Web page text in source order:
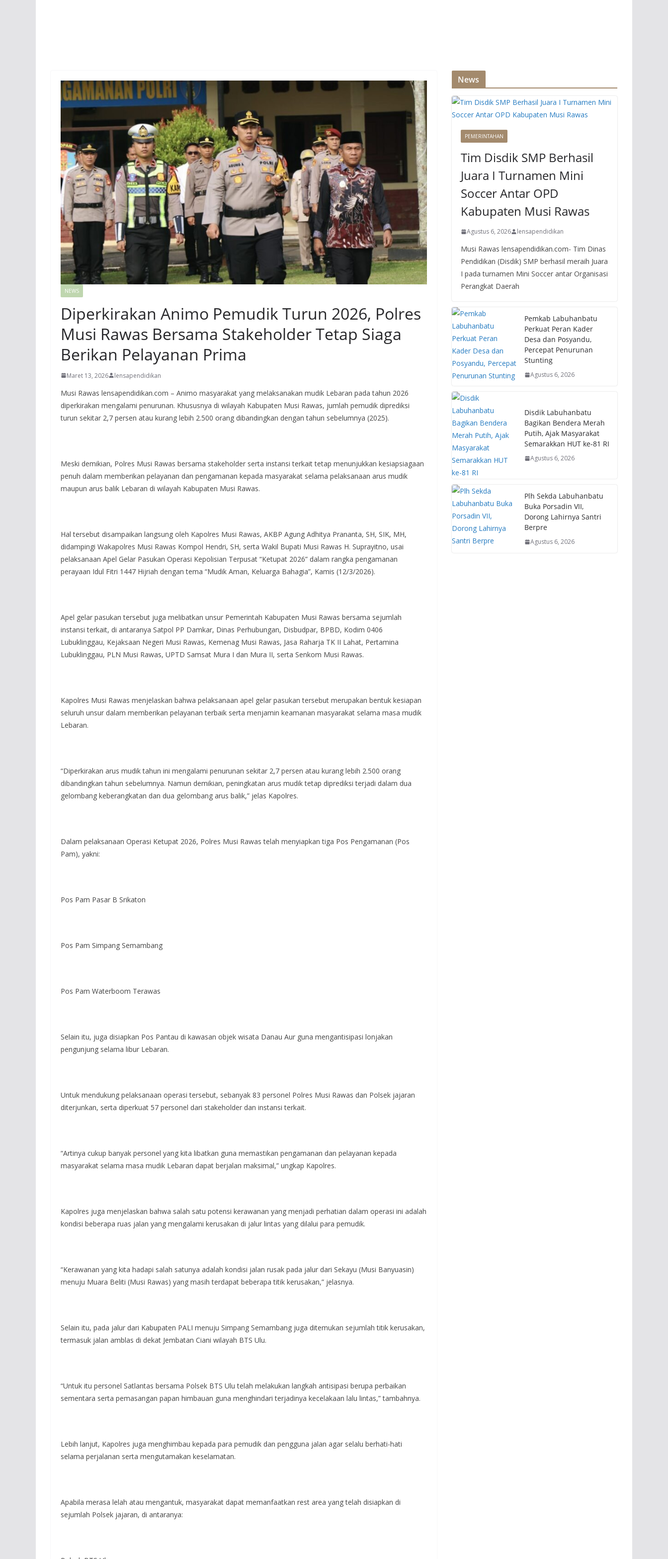
NEWS
Diperkirakan Animo Pemudik Turun 2026, Polres
Musi Rawas Bersama Stakeholder Tetap Siaga
Berikan Pelayanan Prima
Maret 13, 2026 lensapendidikan
Musi Rawas lensapendidikan.com – Animo masyarakat yang melaksanakan mudik Lebaran pada tahun 2026
diperkirakan mengalami penurunan. Khususnya di wilayah Kabupaten Musi Rawas, jumlah pemudik diprediksi
turun sekitar 2,7 persen atau kurang lebih 2.500 orang dibandingkan dengan tahun sebelumnya (2025).
Meski demikian, Polres Musi Rawas bersama stakeholder serta instansi terkait tetap menunjukkan kesiapsiagaan
penuh dalam memberikan pelayanan dan pengamanan kepada masyarakat selama pelaksanaan arus mudik
maupun arus balik Lebaran di wilayah Kabupaten Musi Rawas.
Hal tersebut disampaikan langsung oleh Kapolres Musi Rawas, AKBP Agung Adhitya Prananta, SH, SIK, MH,
didampingi Wakapolres Musi Rawas Kompol Hendri, SH, serta Wakil Bupati Musi Rawas H. Suprayitno, usai
pelaksanaan Apel Gelar Pasukan Operasi Kepolisian Terpusat “Ketupat 2026” dalam rangka pengamanan
perayaan Idul Fitri 1447 Hijriah dengan tema “Mudik Aman, Keluarga Bahagia”, Kamis (12/3/2026).
Apel gelar pasukan tersebut juga melibatkan unsur Pemerintah Kabupaten Musi Rawas bersama sejumlah
instansi terkait, di antaranya Satpol PP Damkar, Dinas Perhubungan, Disbudpar, BPBD, Kodim 0406
Lubuklinggau, Kejaksaan Negeri Musi Rawas, Kemenag Musi Rawas, Jasa Raharja TK II Lahat, Pertamina
Lubuklinggau, PLN Musi Rawas, UPTD Samsat Mura I dan Mura II, serta Senkom Musi Rawas.
Kapolres Musi Rawas menjelaskan bahwa pelaksanaan apel gelar pasukan tersebut merupakan bentuk kesiapan
seluruh unsur dalam memberikan pelayanan terbaik serta menjamin keamanan masyarakat selama masa mudik
Lebaran.
“Diperkirakan arus mudik tahun ini mengalami penurunan sekitar 2,7 persen atau kurang lebih 2.500 orang
dibandingkan tahun sebelumnya. Namun demikian, peningkatan arus mudik tetap diprediksi terjadi dalam dua
gelombang keberangkatan dan dua gelombang arus balik,” jelas Kapolres.
Dalam pelaksanaan Operasi Ketupat 2026, Polres Musi Rawas telah menyiapkan tiga Pos Pengamanan (Pos
Pam), yakni:
Pos Pam Pasar B Srikaton
Pos Pam Simpang Semambang
Pos Pam Waterboom Terawas
Selain itu, juga disiapkan Pos Pantau di kawasan objek wisata Danau Aur guna mengantisipasi lonjakan
pengunjung selama libur Lebaran.
Untuk mendukung pelaksanaan operasi tersebut, sebanyak 83 personel Polres Musi Rawas dan Polsek jajaran
diterjunkan, serta diperkuat 57 personel dari stakeholder dan instansi terkait.
“Artinya cukup banyak personel yang kita libatkan guna memastikan pengamanan dan pelayanan kepada
masyarakat selama masa mudik Lebaran dapat berjalan maksimal,” ungkap Kapolres.
Kapolres juga menjelaskan bahwa salah satu potensi kerawanan yang menjadi perhatian dalam operasi ini adalah
kondisi beberapa ruas jalan yang mengalami kerusakan di jalur lintas yang dilalui para pemudik.
“Kerawanan yang kita hadapi salah satunya adalah kondisi jalan rusak pada jalur dari Sekayu (Musi Banyuasin)
menuju Muara Beliti (Musi Rawas) yang masih terdapat beberapa titik kerusakan,” jelasnya.
Selain itu, pada jalur dari Kabupaten PALI menuju Simpang Semambang juga ditemukan sejumlah titik kerusakan,
termasuk jalan amblas di dekat Jembatan Ciani wilayah BTS Ulu.
“Untuk itu personel Satlantas bersama Polsek BTS Ulu telah melakukan langkah antisipasi berupa perbaikan
sementara serta pemasangan papan himbauan guna menghindari terjadinya kecelakaan lalu lintas,” tambahnya.
Lebih lanjut, Kapolres juga menghimbau kepada para pemudik dan pengguna jalan agar selalu berhati-hati
selama perjalanan serta mengutamakan keselamatan.
Apabila merasa lelah atau mengantuk, masyarakat dapat memanfaatkan rest area yang telah disiapkan di
sejumlah Polsek jajaran, di antaranya:
News
PEMERINTAHAN
Tim Disdik SMP Berhasil
Juara I Turnamen Mini
Soccer Antar OPD
Kabupaten Musi Rawas
Agustus 6, 2026 lensapendidikan
Musi Rawas lensapendidikan.com- Tim Dinas
Pendidikan (Disdik) SMP berhasil meraih Juara
I pada turnamen Mini Soccer antar Organisasi
Perangkat Daerah
Pemkab Labuhanbatu
Perkuat Peran Kader
Desa dan Posyandu,
Percepat Penurunan
Stunting
Agustus 6, 2026
Disdik Labuhanbatu
Bagikan Bendera Merah
Putih, Ajak Masyarakat
Semarakkan HUT ke-81 RI
Agustus 6, 2026
Plh Sekda Labuhanbatu
Buka Porsadin VII,
Dorong Lahirnya Santri
Berpre
Agustus 6, 2026